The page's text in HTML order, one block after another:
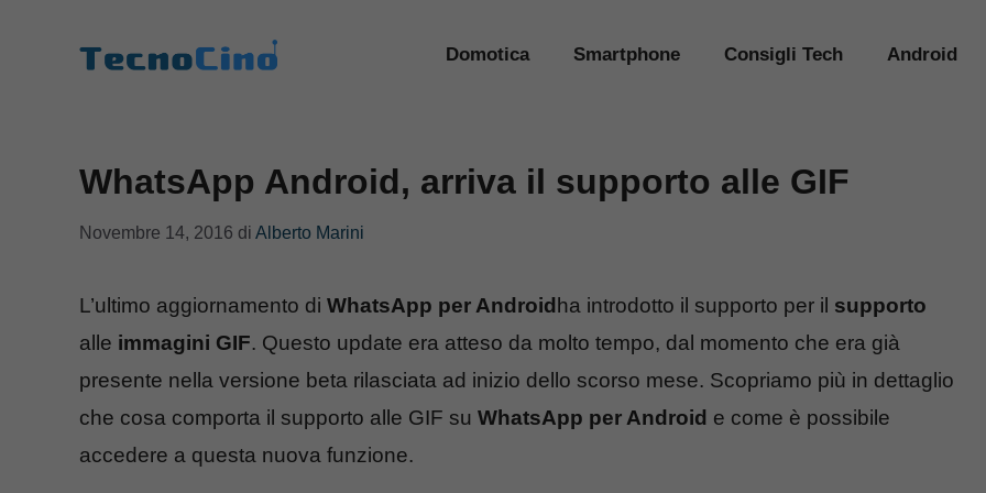
Domotica Smartphone Consigli Tech Android
WhatsApp Android, arriva il supporto alle GIF
Novembre 14, 2016 di Alberto Marini
L’ultimo aggiornamento di WhatsApp per Android ha introdotto il supporto per il supporto
alle immagini GIF. Questo update era atteso da molto tempo, dal momento che era già
presente nella versione beta rilasciata ad inizio dello scorso mese. Scopriamo più in dettaglio
che cosa comporta il supporto alle GIF su WhatsApp per Android e come è possibile
accedere a questa nuova funzione.